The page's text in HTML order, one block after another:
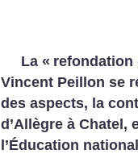
La « refondation
Vincent Peillon se
des aspects, la
d’Allègre à Chatel,
l’Éducation